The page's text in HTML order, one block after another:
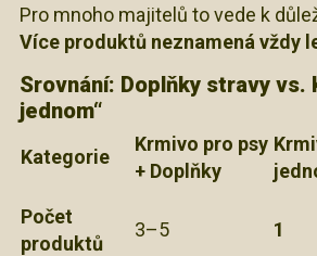
Pro mnoho majitelů to vede k
Více produktů neznamená vždy
Srovnání: Doplňky stravy vs.
jednom“
Kategorie
Krmivo pro psy
+ Doplňky
Počet
produktů
3–5 1